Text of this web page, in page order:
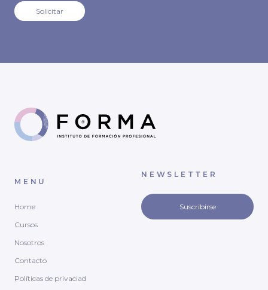
Solicitar
MENU
Home
Cursos
Nosotros
Contacto
Políticas de privaciad
NEWSLETTER
Suscribirse